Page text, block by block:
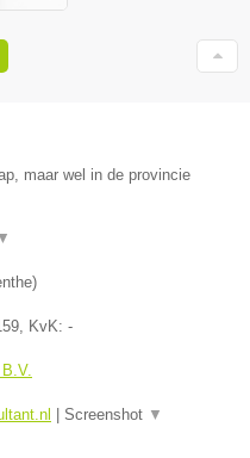
maar wel in de provincie
▼
)
, KvK: -
Screenshot ▼